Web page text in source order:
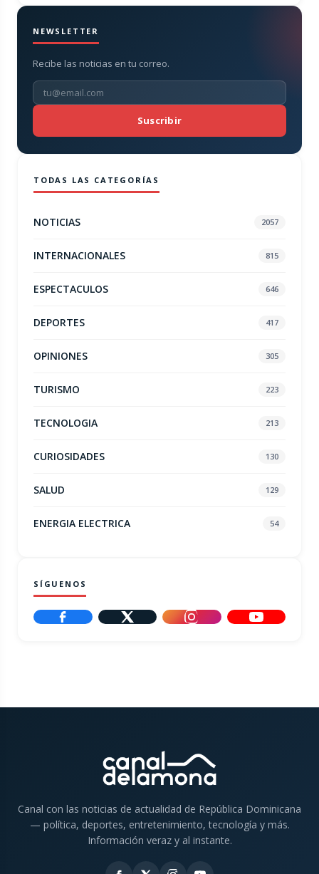
NEWSLETTER
Recibe las noticias en tu correo.
Suscribir
TODAS LAS CATEGORÍAS
NOTICIAS 2057
INTERNACIONALES 815
ESPECTACULOS 646
DEPORTES 417
OPINIONES 305
TURISMO 223
TECNOLOGIA 213
CURIOSIDADES 130
SALUD 129
ENERGIA ELECTRICA 54
SÍGUENOS
Canal con las noticias de actualidad de República Dominicana
— política, deportes, entretenimiento, tecnología y más.
Información veraz y al instante.